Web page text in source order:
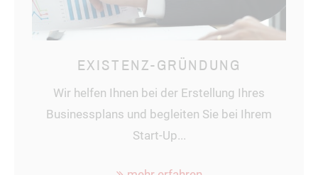
EXISTENZ-GRÜNDUNG
Wir helfen Ihnen bei der Erstellung Ihres
Businessplans und begleiten Sie bei Ihrem
Start-Up...